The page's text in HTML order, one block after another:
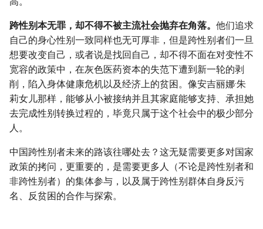
跨性别本无罪，却不得不被主流社会抛弃在角落。 他们追求
自己的身心性别一致同样也无可厚非，但是跨性别者们一旦
想要改变自己，或者说是找回自己，却不得不面在对变性不
宽容的政策中，在灰色医药资本的失范下遭到新一轮的剥
削，陷入身体健康危机以及经济上的贫困。像安吉丽娜·朱
莉女儿那样，能够从小被接纳并且其家庭能够支持、承担她
去完成性别转换过程的，毕竟只属于这个社会中的极少部分
人。
中国跨性别者未来的路该往哪处去？这无疑需要更多对国家
政策的拷问，更重要的，是需要更多人（不论是跨性别者和
非跨性别者）的集体参与，以及属于跨性别群体自身反污
名、反贫困的合作与探索。